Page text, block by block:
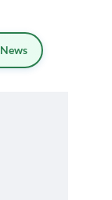
News